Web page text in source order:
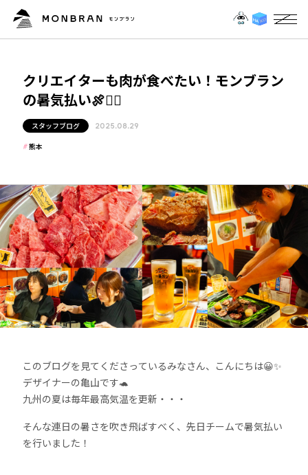
クリエイターも肉が食べたい！モンブラン
の暑気払い🍖❤️‍🔥
スタッフブログ 2025.08.29
熊本
このブログを見てくださっているみなさん、こんにちは😀✨
デザイナーの亀山です🐢
九州の夏は毎年最高気温を更新・・・
そんな連日の暑さを吹き飛ばすべく、先日チームで暑気払い
を行いました！